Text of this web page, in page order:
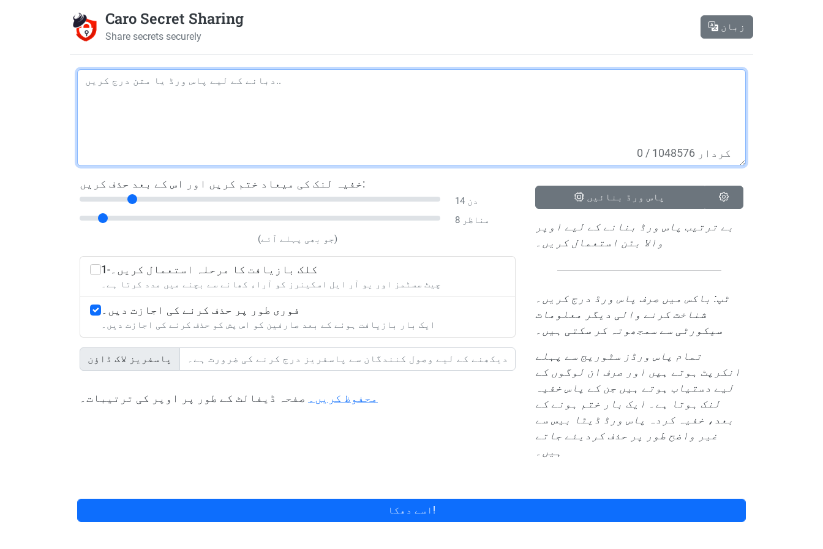
Caro Secret Sharing
Share secrets securely
زبان
0 / 1048576 کردار
خفیہ لنک کی میعاد ختم کریں اور اس کے بعد حذف کریں:
14 دن
8 مناظر
(جو بھی پہلے آئے)
1-کلک بازیافت کا مرحلہ استعمال کریں۔
چیٹ سسٹمز اور یو آر ایل اسکینرز کو آراء کھانے سے بچنے میں مدد کرتا ہے۔
فوری طور پر حذف کرنے کی اجازت دیں۔
ایک بار بازیافت ہونے کے بعد صارفین کو اس پش کو حذف کرنے کی اجازت دیں۔
پاسفریز لاک ڈاؤن
محفوظ کریں۔ صفحہ ڈیفالٹ کے طور پر اوپر کی ترتیبات۔
پاس ورڈ بنائیں
بے ترتیب پاس ورڈ بنانے کے لیے اوپر
والا بٹن استعمال کریں۔
ٹپ: باکس میں صرف پاس ورڈ درج کریں۔
شناخت کرنے والی دیگر معلومات
سیکورٹی سے سمجھوتہ کر سکتی ہیں۔
تمام پاس ورڈز سٹوریج سے پہلے
انکرپٹ ہوتے ہیں اور صرف ان لوگوں کے
لیے دستیاب ہوتے ہیں جن کے پاس خفیہ
لنک ہوتا ہے۔ ایک بار ختم ہونے کے
بعد، خفیہ کردہ پاس ورڈ ڈیٹا بیس سے
غیر واضح طور پر حذف کردیئے جاتے
ہیں۔
اسے دھکا!